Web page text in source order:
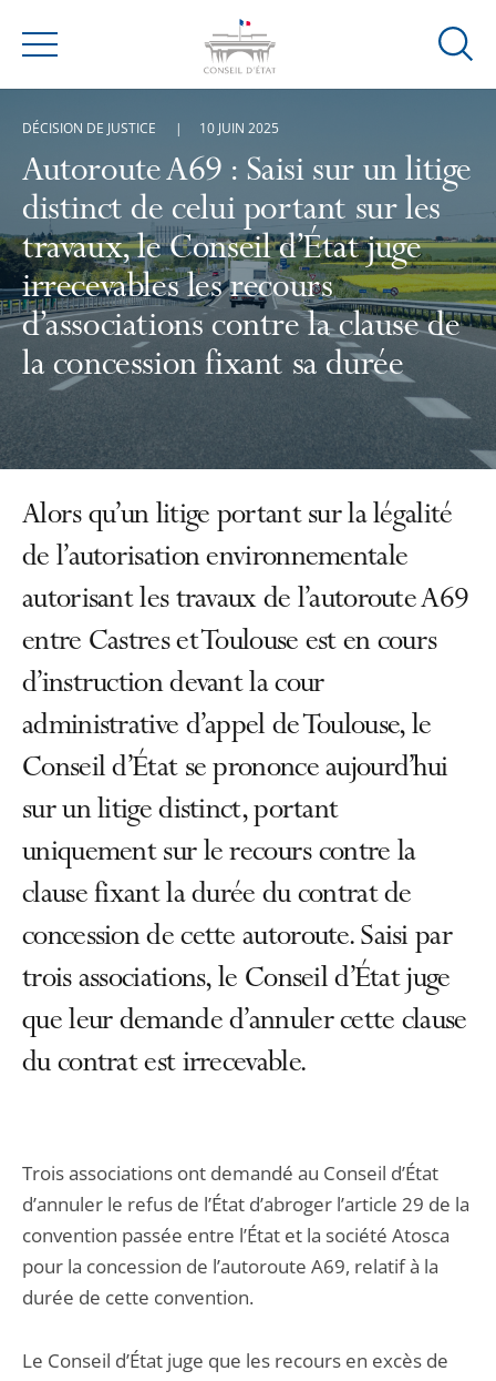
Menu
Ouvrir
Autoroute A69 : Saisi sur un litige
distinct de celui portant sur les
travaux, le Conseil d’État juge
irrecevables les recours
d’associations contre la clause de
la concession fixant sa durée
DÉCISION DE JUSTICE 10 JUIN 2025
Alors qu’un litige portant sur la légalité
de l’autorisation environnementale
autorisant les travaux de l’autoroute A69
entre Castres et Toulouse est en cours
d’instruction devant la cour
administrative d’appel de Toulouse, le
Conseil d’État se prononce aujourd’hui
sur un litige distinct, portant
uniquement sur le recours contre la
clause fixant la durée du contrat de
concession de cette autoroute. Saisi par
trois associations, le Conseil d’État juge
que leur demande d’annuler cette clause
du contrat est irrecevable.
Trois associations ont demandé au Conseil d’État
d’annuler le refus de l’État d’abroger l’article 29 de la
convention passée entre l’État et la société Atosca
pour la concession de l’autoroute A69, relatif à la
durée de cette convention.
Le Conseil d’État juge que les recours en excès de